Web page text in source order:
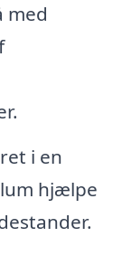
med
i en
hjælpe